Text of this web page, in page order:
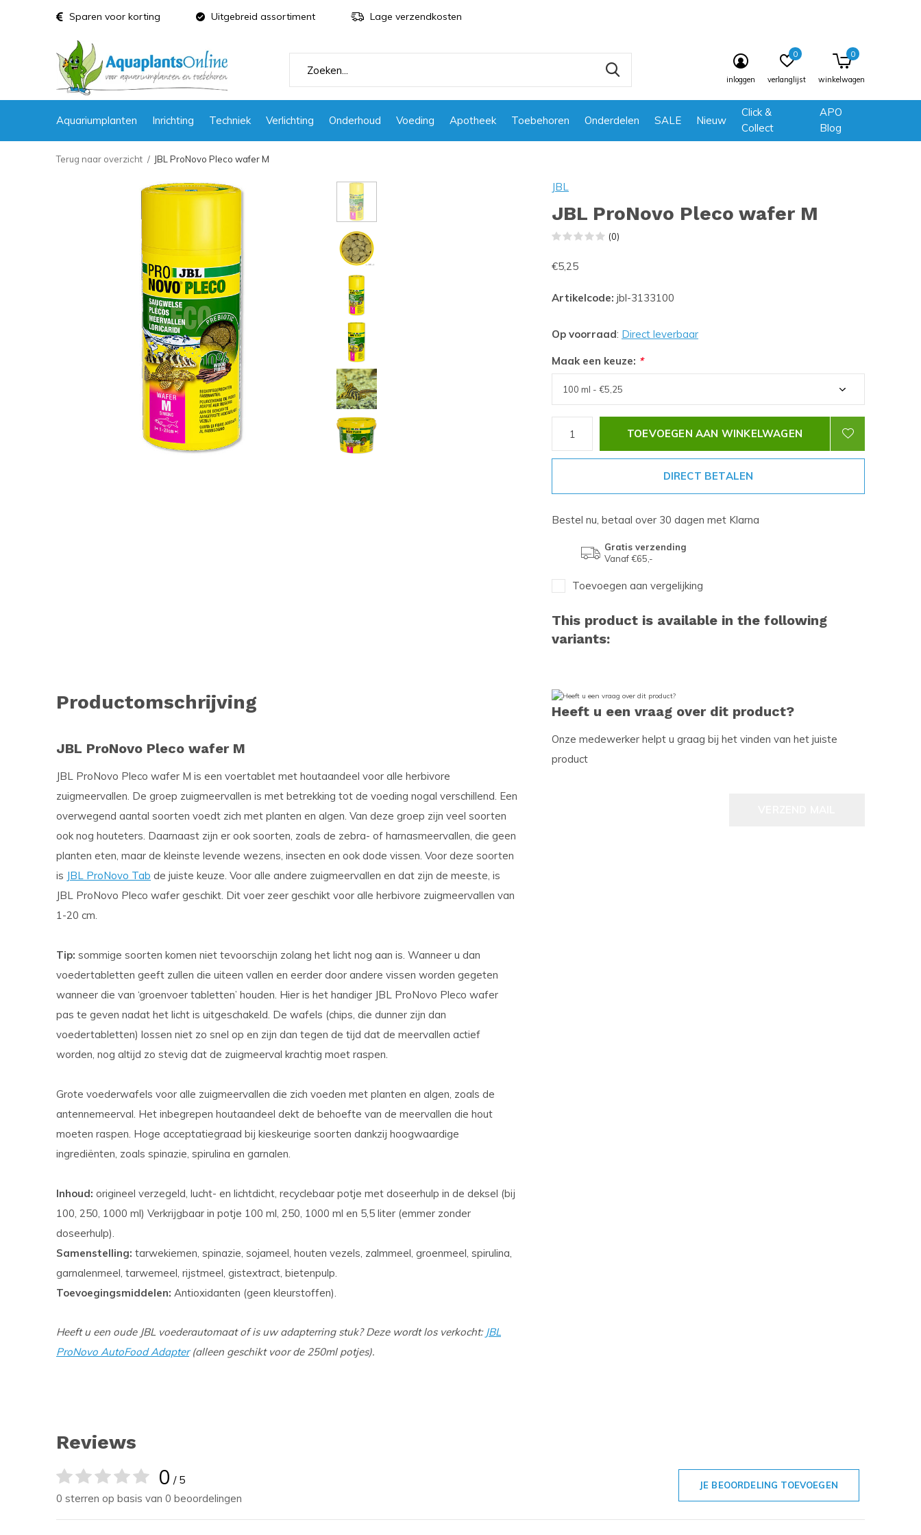
Aquariumplanten Inrichting Techniek Verlichting Onderhoud Voeding Apotheek Toebehoren Onderdelen SALE Nieuw
Click &
Collect
APO
Blog
inloggen verlanglijst
0
winkelwagen
0
Sparen voor korting Uitgebreid assortiment Lage verzendkosten
Terug naar overzicht JBL ProNovo Pleco wafer M
JBL
JBL ProNovo Pleco wafer M
(0)
€5,25
Artikelcode: jbl-3133100
Op voorraad: Direct leverbaar
Maak een keuze: *
TOEVOEGEN AAN WINKELWAGEN
DIRECT BETALEN
Bestel nu, betaal over 30 dagen met Klarna
Gratis verzending
Vanaf €65,-
Toevoegen aan vergelijking
This product is available in the following
variants:
Productomschrijving
JBL ProNovo Pleco wafer M
JBL ProNovo Pleco wafer M is een voertablet met houtaandeel voor alle herbivore
zuigmeervallen. De groep zuigmeervallen is met betrekking tot de voeding nogal verschillend. Een
overwegend aantal soorten voedt zich met planten en algen. Van deze groep zijn veel soorten
ook nog houteters. Daarnaast zijn er ook soorten, zoals de zebra- of harnasmeervallen, die geen
planten eten, maar de kleinste levende wezens, insecten en ook dode vissen. Voor deze soorten
is JBL ProNovo Tab de juiste keuze. Voor alle andere zuigmeervallen en dat zijn de meeste, is
JBL ProNovo Pleco wafer geschikt. Dit voer zeer geschikt voor alle herbivore zuigmeervallen van
1-20 cm.
Tip: sommige soorten komen niet tevoorschijn zolang het licht nog aan is. Wanneer u dan
voedertabletten geeft zullen die uiteen vallen en eerder door andere vissen worden gegeten
wanneer die van ‘groenvoer tabletten’ houden. Hier is het handiger JBL ProNovo Pleco wafer
pas te geven nadat het licht is uitgeschakeld. De wafels (chips, die dunner zijn dan
voedertabletten) lossen niet zo snel op en zijn dan tegen de tijd dat de meervallen actief
worden, nog altijd zo stevig dat de zuigmeerval krachtig moet raspen.
Grote voederwafels voor alle zuigmeervallen die zich voeden met planten en algen, zoals de
antennemeerval. Het inbegrepen houtaandeel dekt de behoefte van de meervallen die hout
moeten raspen. Hoge acceptatiegraad bij kieskeurige soorten dankzij hoogwaardige
ingrediënten, zoals spinazie, spirulina en garnalen.
Inhoud: origineel verzegeld, lucht- en lichtdicht, recyclebaar potje met doseerhulp in de deksel (bij
100, 250, 1000 ml) Verkrijgbaar in potje 100 ml, 250, 1000 ml en 5,5 liter (emmer zonder
doseerhulp).
Samenstelling: tarwekiemen, spinazie, sojameel, houten vezels, zalmmeel, groenmeel, spirulina,
garnalenmeel, tarwemeel, rijstmeel, gistextract, bietenpulp.
Toevoegingsmiddelen: Antioxidanten (geen kleurstoffen).
Heeft u een oude JBL voederautomaat of is uw adapterring stuk? Deze wordt los verkocht: JBL
ProNovo AutoFood Adapter(alleen geschikt voor de 250ml potjes).
Heeft u een vraag over dit product?
Onze medewerker helpt u graag bij het vinden van het juiste
product
Reviews
0 / 5
0 sterren op basis van 0 beoordelingen
JE BEOORDELING TOEVOEGEN